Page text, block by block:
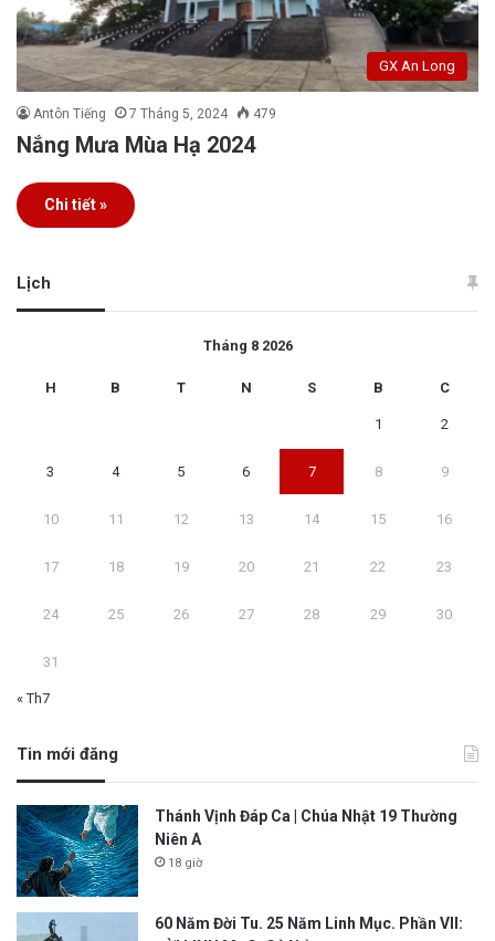
GX An Long
Antôn Tiếng 7 Tháng 5, 2024 479
Nắng Mưa Mùa Hạ 2024
Chi tiết »
Lịch
Tháng 8 2026
H B T N S B C
1 2
3 4 5 6 7 8 9
10 11 12 13 14 15 16
17 18 19 20 21 22 23
24 25 26 27 28 29 30
31
« Th7
Tin mới đăng
Thánh Vịnh Đáp Ca | Chúa Nhật 19 Thường
Niên A
18 giờ
60 Năm Đời Tu. 25 Năm Linh Mục. Phần VII: